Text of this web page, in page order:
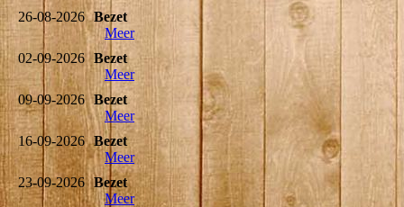
26-08-2026 Bezet
Meer
02-09-2026 Bezet
Meer
09-09-2026 Bezet
Meer
16-09-2026 Bezet
Meer
23-09-2026 Bezet
Meer